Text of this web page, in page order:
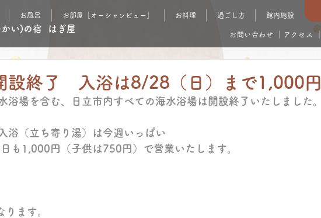
お風呂 お部屋［オーシャンビュー］ お料理 過ごし方 館内施設
い)の宿 はぎ屋
お問い合わせ アクセス
設終了 入浴は8/28（日）まで1,000円
浴場を含む、日立市内すべての海水浴場は開設終了いたしました。
浴（立ち寄り湯）は今週いっぱい
も1,000円（子供は750円）で営業いたします。
ます。